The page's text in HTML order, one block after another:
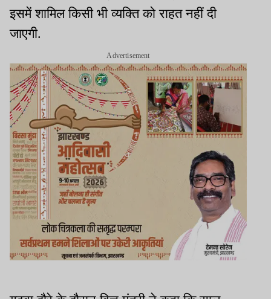
इसमें शामिल किसी भी व्यक्ति को राहत नहीं दी
जाएगी.
Advertisement